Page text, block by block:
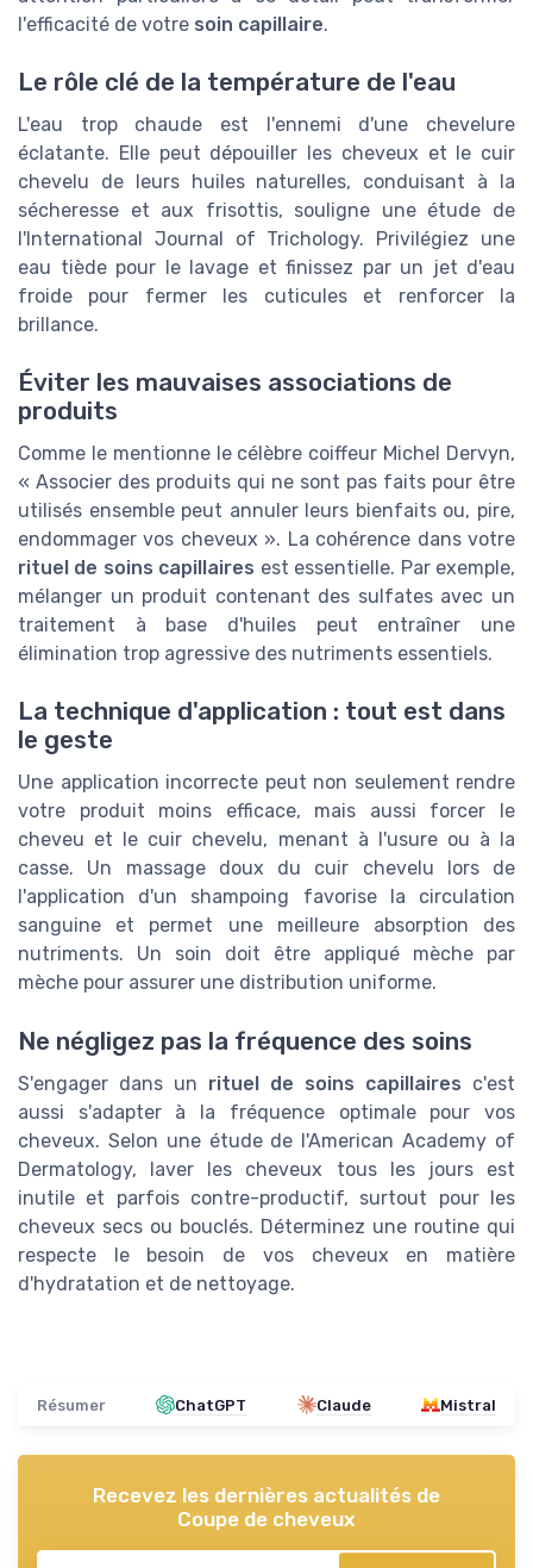
l'efficacité de votre soin capillaire.
Le rôle clé de la température de l'eau
L'eau trop chaude est l'ennemi d'une chevelure
éclatante. Elle peut dépouiller les cheveux et le cuir
chevelu de leurs huiles naturelles, conduisant à la
sécheresse et aux frisottis, souligne une étude de
l'International Journal of Trichology. Privilégiez une
eau tiède pour le lavage et finissez par un jet d'eau
froide pour fermer les cuticules et renforcer la
brillance.
Éviter les mauvaises associations de
produits
Comme le mentionne le célèbre coiffeur Michel Dervyn,
« Associer des produits qui ne sont pas faits pour être
utilisés ensemble peut annuler leurs bienfaits ou, pire,
endommager vos cheveux ». La cohérence dans votre
rituel de soins capillaires est essentielle. Par exemple,
mélanger un produit contenant des sulfates avec un
traitement à base d'huiles peut entraîner une
élimination trop agressive des nutriments essentiels.
La technique d'application : tout est dans
le geste
Une application incorrecte peut non seulement rendre
votre produit moins efficace, mais aussi forcer le
cheveu et le cuir chevelu, menant à l'usure ou à la
casse. Un massage doux du cuir chevelu lors de
l'application d'un shampoing favorise la circulation
sanguine et permet une meilleure absorption des
nutriments. Un soin doit être appliqué mèche par
mèche pour assurer une distribution uniforme.
Ne négligez pas la fréquence des soins
S'engager dans un rituel de soins capillaires c'est
aussi s'adapter à la fréquence optimale pour vos
cheveux. Selon une étude de l'American Academy of
Dermatology, laver les cheveux tous les jours est
inutile et parfois contre-productif, surtout pour les
cheveux secs ou bouclés. Déterminez une routine qui
respecte le besoin de vos cheveux en matière
d'hydratation et de nettoyage.
Résumer ChatGPT Claude Mistral
Recevez les dernières actualités de
Coupe de cheveux